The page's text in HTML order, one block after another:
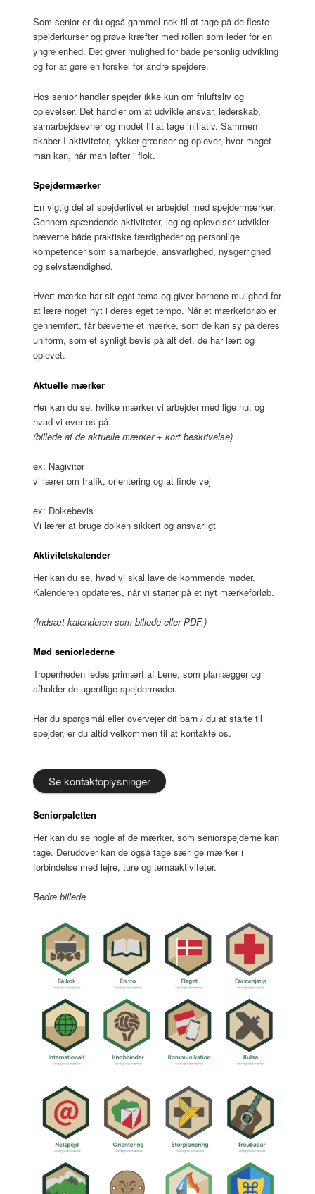
Som senior er du også gammel nok til at tage på de fleste
spejderkurser og prøve kræfter med rollen som leder for en
yngre enhed. Det giver mulighed for både personlig udvikling
og for at gøre en forskel for andre spejdere.
Hos senior handler spejder ikke kun om friluftsliv og
oplevelser. Det handler om at udvikle ansvar, lederskab,
samarbejdsevner og modet til at tage initiativ. Sammen
skaber I aktiviteter, rykker grænser og oplever, hvor meget
man kan, når man løfter i flok.
Spejdermærker
En vigtig del af spejderlivet er arbejdet med spejdermærker.
Gennem spændende aktiviteter, leg og oplevelser udvikler
bæverne både praktiske færdigheder og personlige
kompetencer som samarbejde, ansvarlighed, nysgerrighed
og selvstændighed.
Hvert mærke har sit eget tema og giver børnene mulighed for
at lære noget nyt i deres eget tempo. Når et mærkeforløb er
gennemført, får bæverne et mærke, som de kan sy på deres
uniform, som et synligt bevis på alt det, de har lært og
oplevet.
Aktuelle mærker
Her kan du se, hvilke mærker vi arbejder med lige nu, og
hvad vi øver os på.
(billede af de aktuelle mærker + kort beskrivelse)
ex: Nagivitør
vi lærer om trafik, orientering og at finde vej
ex: Dolkebevis
Vi lærer at bruge dolken sikkert og ansvarligt
Aktivitetskalender
Her kan du se, hvad vi skal lave de kommende møder.
Kalenderen opdateres, når vi starter på et nyt mærkeforløb.
(Indsæt kalenderen som billede eller PDF.)
Mød seniorlederne
Tropenheden ledes primært af Lene, som planlægger og
afholder de ugentlige spejdermøder.
Har du spørgsmål eller overvejer dit barn / du at starte til
spejder, er du altid velkommen til at kontakte os.
Se kontaktoplysninger
Seniorpaletten
Her kan du se nogle af de mærker, som seniorspejderne kan
tage. Derudover kan de også tage særlige mærker i
forbindelse med lejre, ture og temaaktiviteter.
Bedre billede